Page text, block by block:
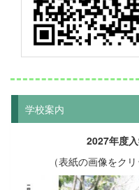
学校案内
2027年度
（表紙の画像をク